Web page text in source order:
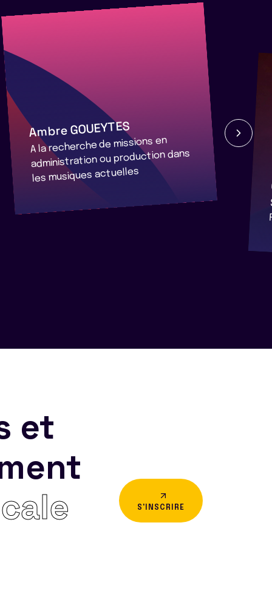
Ambre GOUEYTES
A la recherche de missions en
administration ou production dans
les musiques actuelles
et
S'INSCRIRE